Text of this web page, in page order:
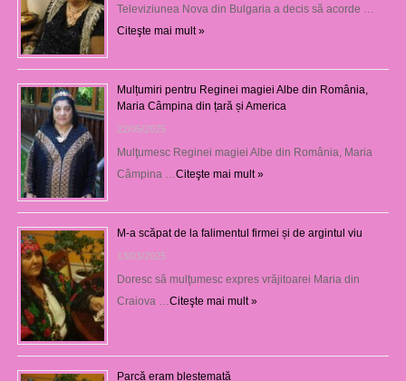
Televiziunea Nova din Bulgaria a decis să acorde …
Citeşte mai mult »
Mulțumiri pentru Reginei magiei Albe din România,
Maria Câmpina din țară și America
22/05/2025
Mulţumesc Reginei magiei Albe din România, Maria
Câmpina … Citeşte mai mult »
M-a scăpat de la falimentul firmei și de argintul viu
13/03/2025
Doresc să mulţumesc expres vrăjitoarei Maria din
Craiova … Citeşte mai mult »
Parcă eram blestemată